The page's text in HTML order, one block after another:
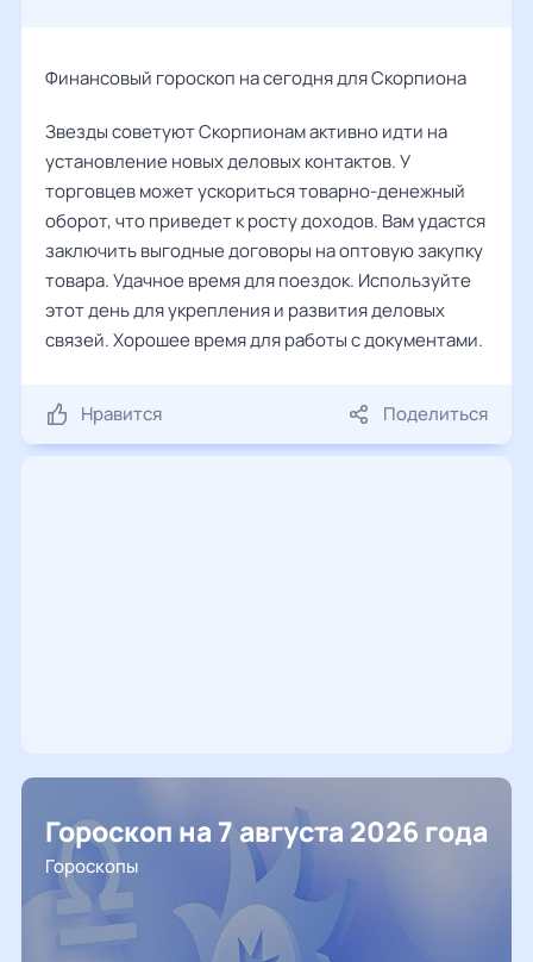
Финансовый гороскоп на сегодня для Скорпиона
Звезды советуют Скорпионам активно идти на
установление новых деловых контактов. У
торговцев может ускориться товарно-денежный
оборот, что приведет к росту доходов. Вам удастся
заключить выгодные договоры на оптовую закупку
товара. Удачное время для поездок. Используйте
этот день для укрепления и развития деловых
связей. Хорошее время для работы с документами.
Нравится Поделиться
Гороскоп на 7 августа 2026 года
Гороскопы